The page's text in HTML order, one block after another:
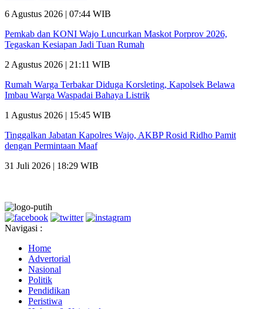
6 Agustus 2026 | 07:44 WIB
Pemkab dan KONI Wajo Luncurkan Maskot Porprov 2026,
Tegaskan Kesiapan Jadi Tuan Rumah
2 Agustus 2026 | 21:11 WIB
Rumah Warga Terbakar Diduga Korsleting, Kapolsek Belawa
Imbau Warga Waspadai Bahaya Listrik
1 Agustus 2026 | 15:45 WIB
Tinggalkan Jabatan Kapolres Wajo, AKBP Rosid Ridho Pamit
dengan Permintaan Maaf
31 Juli 2026 | 18:29 WIB
Navigasi :
Home
Advertorial
Nasional
Politik
Pendidikan
Peristiwa